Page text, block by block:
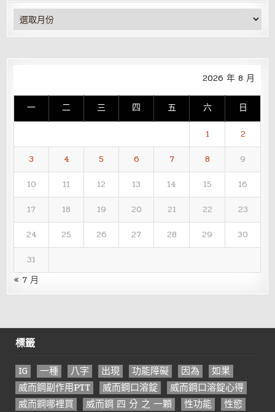
彙
整
2026 年 8 月
一 二 三 四 五 六 日
1
2
3
4 5 6 7 8
9
10
11 12 13 14 15
16
17
18 19 20 21 22
23
24
25 26 27 28 29
30
31
« 7 月
標籤
IG 一種 八字 出現 功能障礙 因為
如果
威而鋼副作用PTT
威而鋼口溶錠
威而鋼口溶錠心得
威而鋼哪裡買
威而鋼 四 分 之 一顆 性功能
性慾